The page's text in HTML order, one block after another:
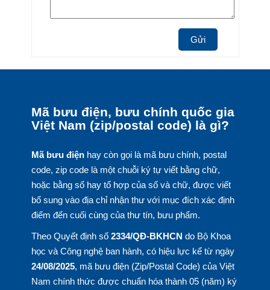
Gửi
Mã bưu điện, bưu chính quốc gia
Việt Nam (zip/postal code) là gì?
Mã bưu điệnhay còn gọi là mã bưu chính, postal
code, zip code là một chuỗi ký tự viết bằng chữ,
hoặc bằng số hay tổ hợp của số và chữ, được viết
bổ sung vào địa chỉ nhận thư với mục đích xác định
điểm đến cuối cùng của thư tín, bưu phẩm.
Theo Quyết định số 2334/QĐ-BKHCN do Bộ Khoa
học và Công nghệ ban hành, có hiệu lực kể từ ngày
24/08/2025, mã bưu điện (Zip/Postal Code) của Việt
Nam chính thức được chuẩn hóa thành 05 (năm) ký